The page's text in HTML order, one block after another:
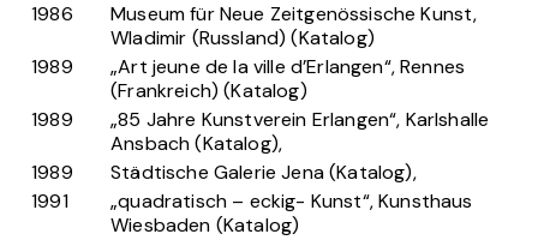
1986
Museum für Neue Zeitgenössische Kunst,
Wladimir (Russland) (Katalog)
1989
„Art jeune de la ville d’Erlangen“, Rennes
(Frankreich) (Katalog)
1989
„85 Jahre Kunstverein Erlangen“, Karlshalle
Ansbach (Katalog),
1989
Städtische Galerie Jena (Katalog),
1991
„quadratisch – eckig- Kunst“, Kunsthaus
Wiesbaden (Katalog)